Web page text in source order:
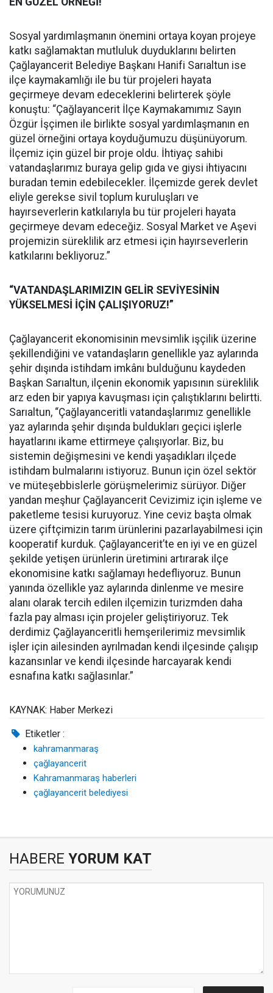
Sosyal yardımlaşmanın önemini ortaya koyan projeye
katkı sağlamaktan mutluluk duyduklarını belirten
Çağlayancerit Belediye Başkanı Hanifi Sarıaltun ise
ilçe kaymakamlığı ile bu tür projeleri hayata
geçirmeye devam edeceklerini belirterek şöyle
konuştu: “Çağlayancerit İlçe Kaymakamımız Sayın
Özgür İşçimen ile birlikte sosyal yardımlaşmanın en
güzel örneğini ortaya koyduğumuzu düşünüyorum.
İlçemiz için güzel bir proje oldu. İhtiyaç sahibi
vatandaşlarımız buraya gelip gıda ve giysi ihtiyacını
buradan temin edebilecekler. İlçemizde gerek devlet
eliyle gerekse sivil toplum kuruluşları ve
hayırseverlerin katkılarıyla bu tür projeleri hayata
geçirmeye devam edeceğiz. Sosyal Market ve Aşevi
projemizin süreklilik arz etmesi için hayırseverlerin
katkılarını bekliyoruz.”
“VATANDAŞLARIMIZIN GELİR SEVİYESİNİN
YÜKSELMESİ İÇİN ÇALIŞIYORUZ!”
Çağlayancerit ekonomisinin mevsimlik işçilik üzerine
şekillendiğini ve vatandaşların genellikle yaz aylarında
şehir dışında istihdam imkânı bulduğunu kaydeden
Başkan Sarıaltun, ilçenin ekonomik yapısının süreklilik
arz eden bir yapıya kavuşması için çalıştıklarını belirtti.
Sarıaltun, “Çağlayanceritli vatandaşlarımız genellikle
yaz aylarında şehir dışında buldukları geçici işlerle
hayatlarını ikame ettirmeye çalışıyorlar. Biz, bu
sistemin değişmesini ve kendi yaşadıkları ilçede
istihdam bulmalarını istiyoruz. Bunun için özel sektör
ve müteşebbislerle görüşmelerimiz sürüyor. Diğer
yandan meşhur Çağlayancerit Cevizimiz için işleme ve
paketleme tesisi kuruyoruz. Yine ceviz başta olmak
üzere çiftçimizin tarım ürünlerini pazarlayabilmesi için
kooperatif kurduk. Çağlayancerit’te en iyi ve en güzel
şekilde yetişen ürünlerin üretimini artırarak ilçe
ekonomisine katkı sağlamayı hedefliyoruz. Bunun
yanında özellikle yaz aylarında dinlenme ve mesire
alanı olarak tercih edilen ilçemizin turizmden daha
fazla pay alması için projeler geliştiriyoruz. Tek
derdimiz Çağlayanceritli hemşerilerimiz mevsimlik
işler için ailesinden ayrılmadan kendi ilçesinde çalışıp
kazansınlar ve kendi ilçesinde harcayarak kendi
esnafına katkı sağlasınlar.”
KAYNAK: Haber Merkezi
Etiketler :
kahramanmaraş
çağlayancerit
Kahramanmaraş haberleri
çağlayancerit belediyesi
HABERE YORUM KAT